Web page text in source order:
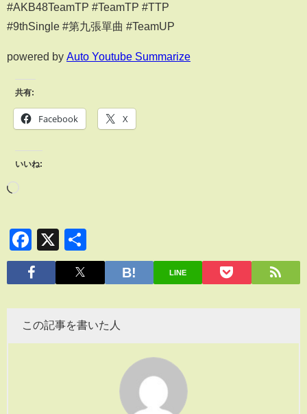
#AKB48TeamTP #TeamTP #TTP⁣
#9thSingle #第九張單曲 #TeamUP
powered by Auto Youtube Summarize
共有:
Facebook X
いいね:
Facebook
X
有
LINE
この記事を書いた人